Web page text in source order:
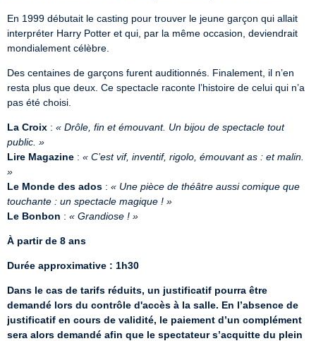
En 1999 débutait le casting pour trouver le jeune garçon qui allait
interpréter Harry Potter et qui, par la même occasion, deviendrait
mondialement célèbre.
Des centaines de garçons furent auditionnés. Finalement, il n’en
resta plus que deux. Ce spectacle raconte l’histoire de celui qui n’a
pas été choisi.
La Croix : « Drôle, fin et émouvant. Un bijou de spectacle tout
public. »
Lire Magazine : « C’est vif, inventif, rigolo, émouvant as : et malin.
»
Le Monde des ados : « Une pièce de théâtre aussi comique que
touchante : un spectacle magique ! »
Le Bonbon : « Grandiose ! »
À partir de 8 ans
Durée approximative : 1h30
Dans le cas de tarifs réduits, un justificatif pourra être
demandé lors du contrôle d'accès à la salle. En l’absence de
justificatif en cours de validité, le paiement d’un complément
sera alors demandé afin que le spectateur s’acquitte du plein